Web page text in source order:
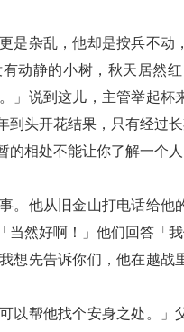
是杂乱，他却是按兵不
动静的小树，秋天居然
」说到这儿，主管举起
头开花结果，只有经过
的相处不能让你了解一个
。他从旧金山打电话给他
然好啊！」他们回答「我
想先告诉你们，他在越
以帮他找个安身之处。